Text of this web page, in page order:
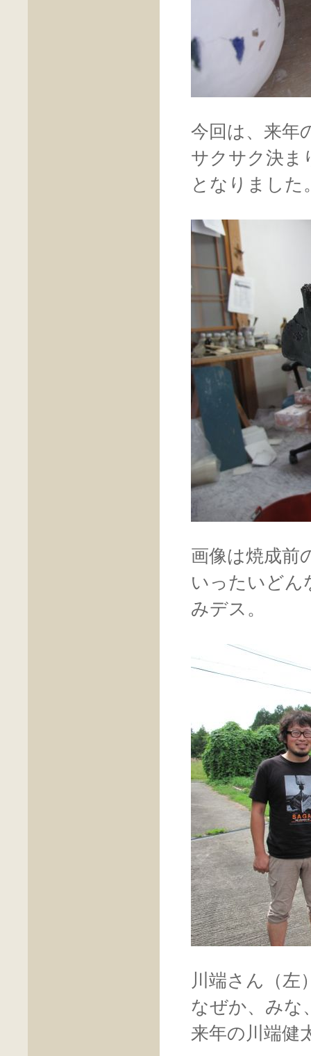
今回は、来年
サクサク決ま
となりました
画像は焼成前
いったいどん
みデス。
川端さん（左
なぜか、みな
来年の川端健